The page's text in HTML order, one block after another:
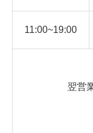
11:00~19:00
翌営